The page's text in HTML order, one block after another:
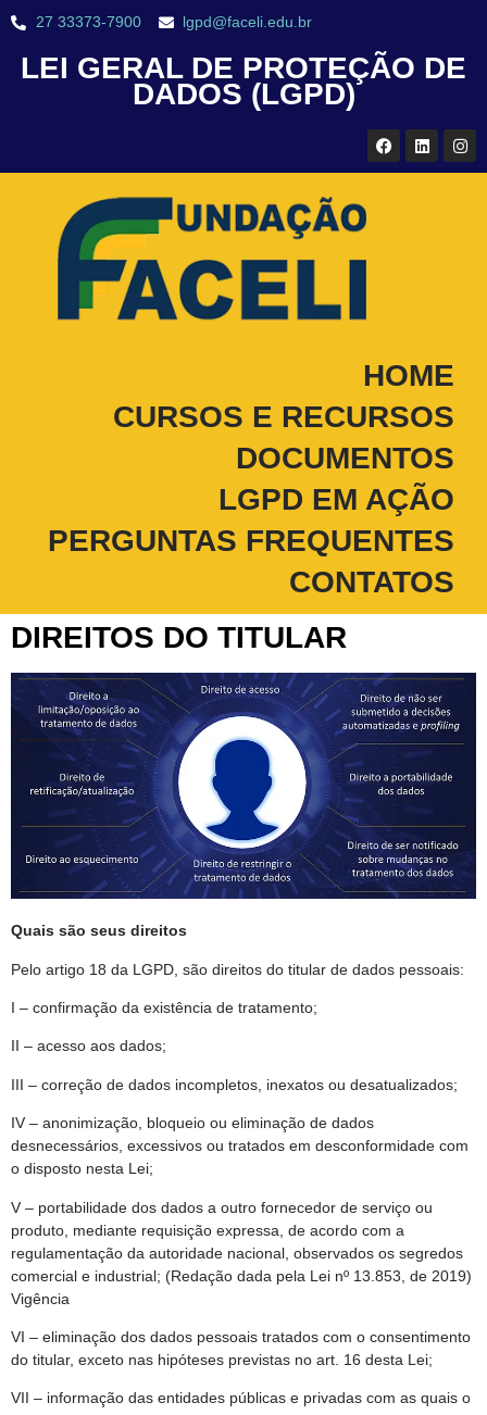
27 33373-7900 lgpd@faceli.edu.br
LEI GERAL DE PROTEÇÃO DE
DADOS (LGPD)
HOME
CURSOS E RECURSOS
DOCUMENTOS
LGPD EM AÇÃO
PERGUNTAS FREQUENTES
CONTATOS
DIREITOS DO TITULAR
Quais são seus direitos
Pelo artigo 18 da LGPD, são direitos do titular de dados pessoais:
I – confirmação da existência de tratamento;
II – acesso aos dados;
III – correção de dados incompletos, inexatos ou desatualizados;
IV – anonimização, bloqueio ou eliminação de dados
desnecessários, excessivos ou tratados em desconformidade com
o disposto nesta Lei;
V – portabilidade dos dados a outro fornecedor de serviço ou
produto, mediante requisição expressa, de acordo com a
regulamentação da autoridade nacional, observados os segredos
comercial e industrial; (Redação dada pela Lei nº 13.853, de 2019)
Vigência
VI – eliminação dos dados pessoais tratados com o consentimento
do titular, exceto nas hipóteses previstas no art. 16 desta Lei;
VII – informação das entidades públicas e privadas com as quais o